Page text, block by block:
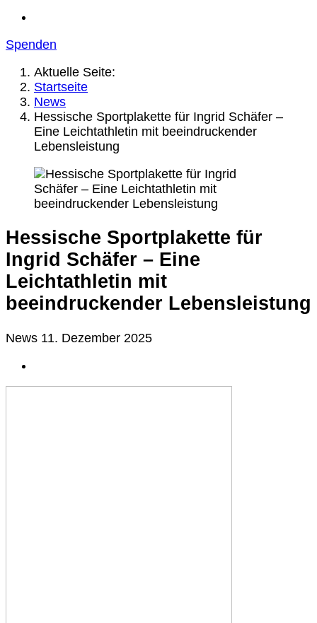
Spenden
Aktuelle Seite:
Startseite
News
Hessische Sportplakette für Ingrid Schäfer –
Eine Leichtathletin mit beeindruckender
Lebensleistung
Hessische Sportplakette für
Ingrid Schäfer – Eine
Leichtathletin mit
beeindruckender Lebensleistung
News 11. Dezember 2025